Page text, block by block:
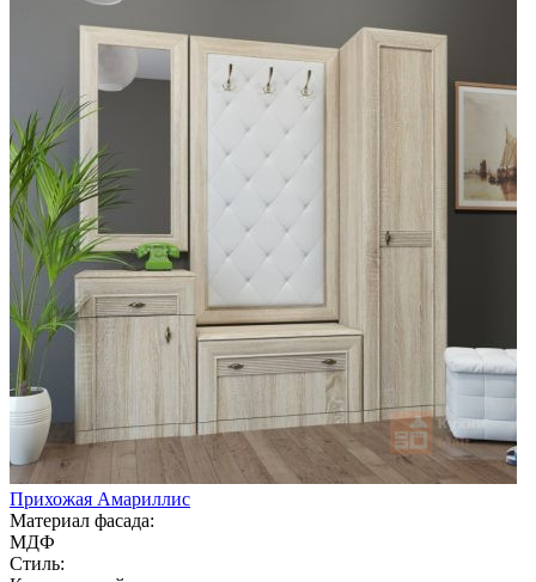
Прихожая Амариллис
Материал фасада:
МДФ
Стиль: